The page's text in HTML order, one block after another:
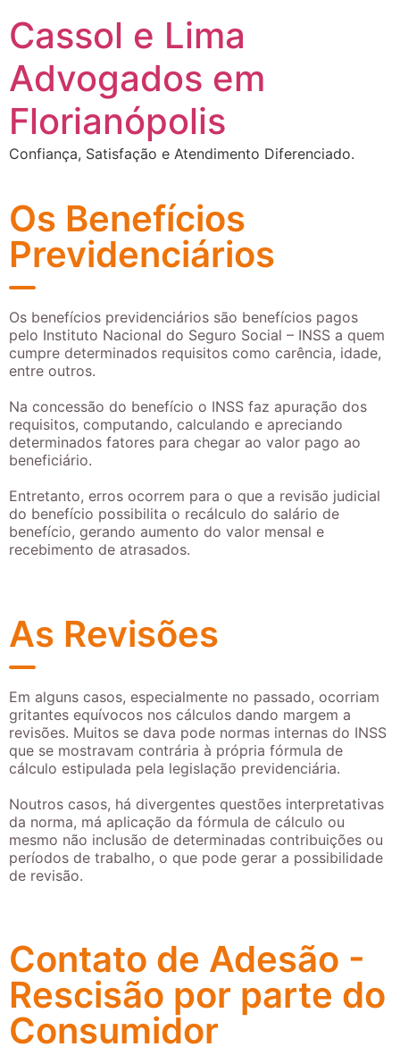
Cassol e Lima
Advogados em
Florianópolis
Confiança, Satisfação e Atendimento Diferenciado.
Os Benefícios
Previdenciários
Os benefícios previdenciários são benefícios pagos
pelo Instituto Nacional do Seguro Social – INSS a quem
cumpre determinados requisitos como carência, idade,
entre outros.
Na concessão do benefício o INSS faz apuração dos
requisitos, computando, calculando e apreciando
determinados fatores para chegar ao valor pago ao
beneficiário.
Entretanto, erros ocorrem para o que a revisão judicial
do benefício possibilita o recálculo do salário de
benefício, gerando aumento do valor mensal e
recebimento de atrasados.
As Revisões
Em alguns casos, especialmente no passado, ocorriam
gritantes equívocos nos cálculos dando margem a
revisões. Muitos se dava pode normas internas do INSS
que se mostravam contrária à própria fórmula de
cálculo estipulada pela legislação previdenciária.
Noutros casos, há divergentes questões interpretativas
da norma, má aplicação da fórmula de cálculo ou
mesmo não inclusão de determinadas contribuições ou
períodos de trabalho, o que pode gerar a possibilidade
de revisão.
Contato de Adesão -
Rescisão por parte do
Consumidor